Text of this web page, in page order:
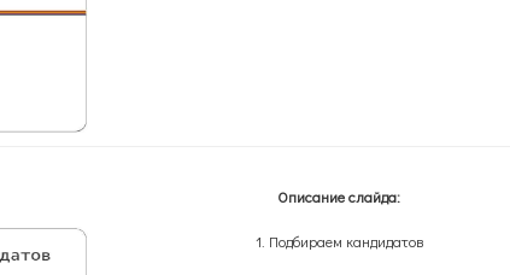
Описание слайда:
1. Подбираем кандидатов